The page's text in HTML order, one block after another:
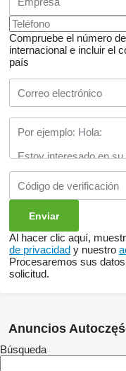
Compruebe el número
internacional e incluir el
país
Al hacer clic aquí,
de privacidad y nuestro
Procesaremos sus
solicitud.
Anuncios
Búsqueda